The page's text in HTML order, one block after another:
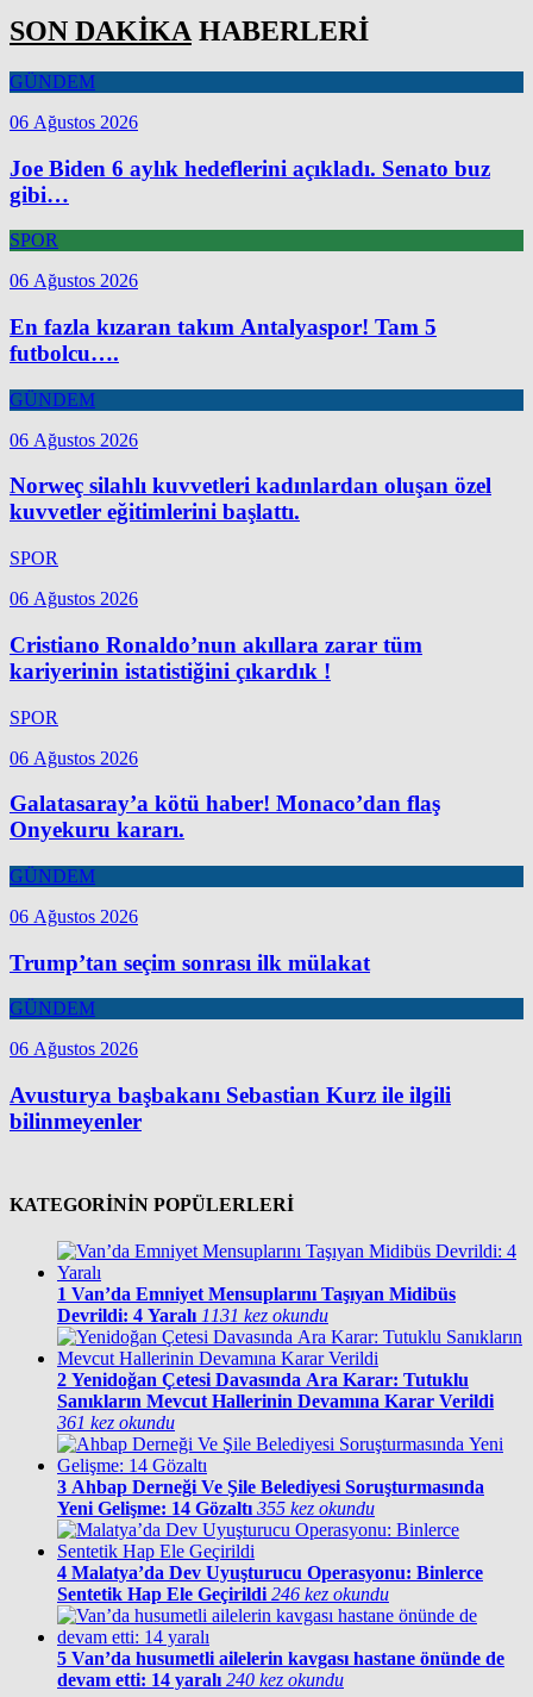
SON DAKİKA HABERLERİ
GÜNDEM
06 Ağustos 2026
Joe Biden 6 aylık hedeflerini açıkladı. Senato buz
gibi…
SPOR
06 Ağustos 2026
En fazla kızaran takım Antalyaspor! Tam 5
futbolcu….
GÜNDEM
06 Ağustos 2026
Norweç silahlı kuvvetleri kadınlardan oluşan özel
kuvvetler eğitimlerini başlattı.
SPOR
06 Ağustos 2026
Cristiano Ronaldo’nun akıllara zarar tüm
kariyerinin istatistiğini çıkardık !
SPOR
06 Ağustos 2026
Galatasaray’a kötü haber! Monaco’dan flaş
Onyekuru kararı.
GÜNDEM
06 Ağustos 2026
Trump’tan seçim sonrası ilk mülakat
GÜNDEM
06 Ağustos 2026
Avusturya başbakanı Sebastian Kurz ile ilgili
bilinmeyenler
KATEGORİNİN POPÜLERLERİ
1 Van’da Emniyet Mensuplarını Taşıyan Midibüs
Devrildi: 4 Yaralı 1131 kez okundu
2 Yenidoğan Çetesi Davasında Ara Karar: Tutuklu
Sanıkların Mevcut Hallerinin Devamına Karar Verildi
361 kez okundu
3 Ahbap Derneği Ve Şile Belediyesi Soruşturmasında
Yeni Gelişme: 14 Gözaltı 355 kez okundu
4 Malatya’da Dev Uyuşturucu Operasyonu: Binlerce
Sentetik Hap Ele Geçirildi 246 kez okundu
5 Van’da husumetli ailelerin kavgası hastane önünde de
devam etti: 14 yaralı 240 kez okundu